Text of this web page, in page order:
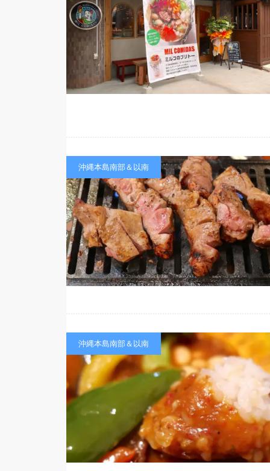
沖縄本島南部＆以南
沖縄本島南部＆以南